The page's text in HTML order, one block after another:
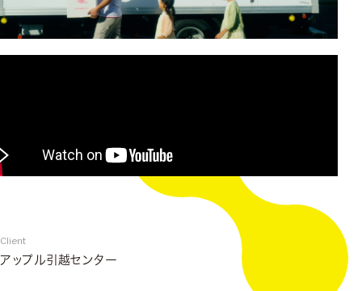
Client
アップル引越センター